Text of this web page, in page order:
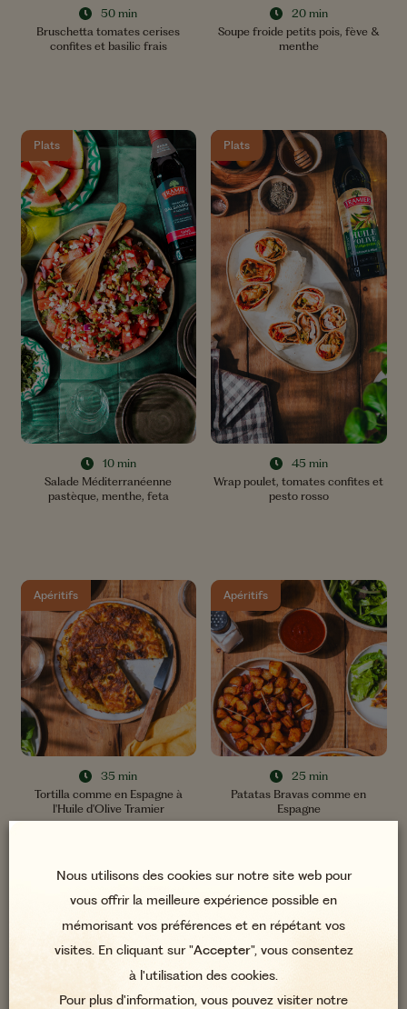
50 min
Bruschetta tomates cerises
confites et basilic frais
20 min
Soupe froide petits pois, fève &
menthe
Plats
10 min
Salade Méditerranéenne
pastèque, menthe, feta
Plats
45 min
Wrap poulet, tomates confites et
pesto rosso
Apéritifs
35 min
Tortilla comme en Espagne à
l'Huile d'Olive Tramier
Apéritifs
25 min
Patatas Bravas comme en
Espagne
Apéritifs Plats
Nous utilisons des cookies sur notre site web pour
vous offrir la meilleure expérience possible en
mémorisant vos préférences et en répétant vos
visites. En cliquant sur "Accepter", vous consentez
à l'utilisation des cookies.
Pour plus d'information, vous pouvez visiter notre